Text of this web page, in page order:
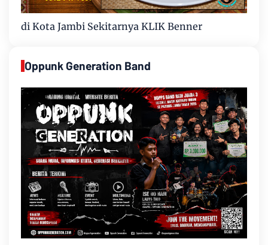
di Kota Jambi Sekitarnya KLIK Benner
Oppunk Generation Band